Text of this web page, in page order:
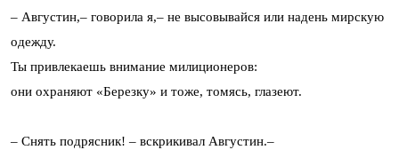
– Августин,– говорила я,– не высовывайся или надень мирскую
одежду.
Ты привлекаешь внимание милиционеров:
они охраняют «Березку» и тоже, томясь, глазеют.
– Снять подрясник! – вскрикивал Августин.–